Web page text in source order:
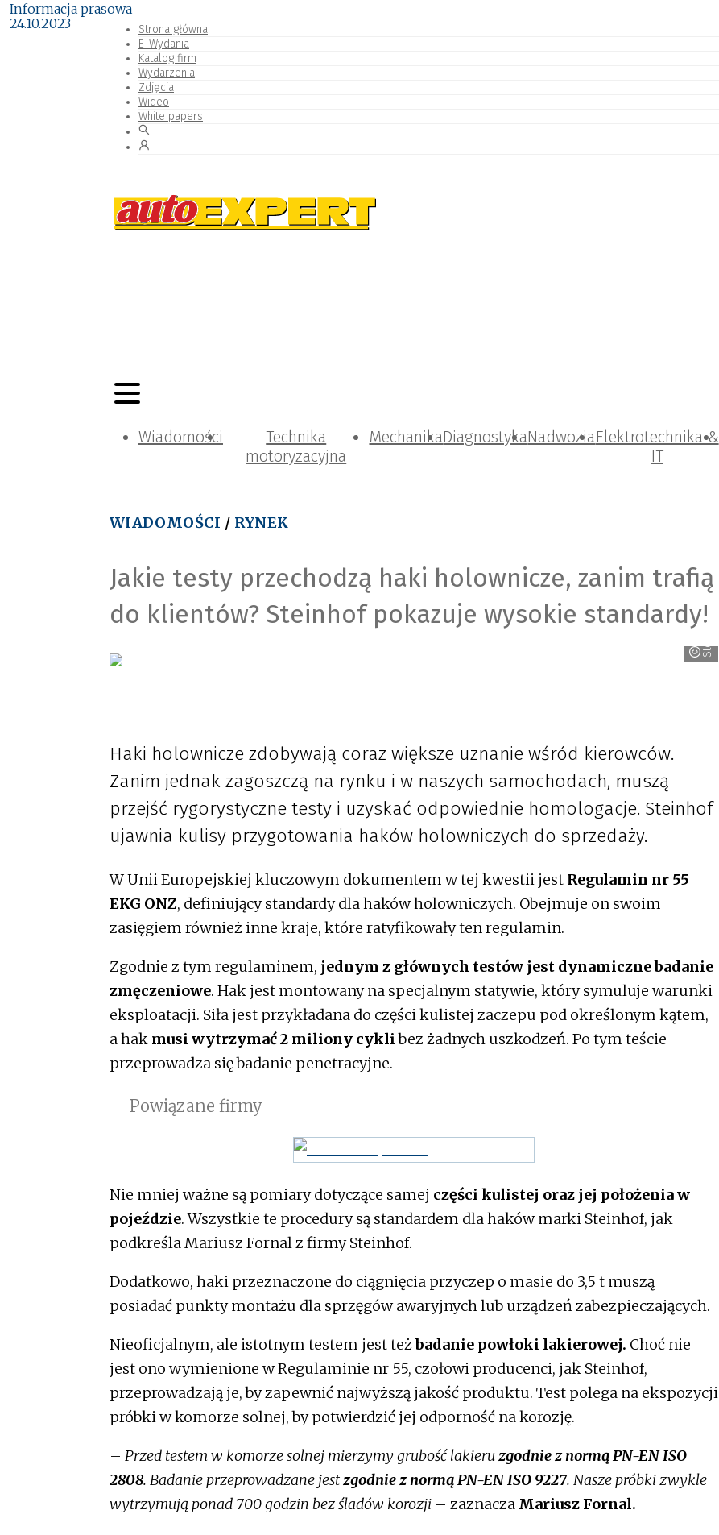
Strona główna
E-Wydania
Katalog firm
Wydarzenia
Zdjęcia
Wideo
White papers
Wiadomości
Technika
motoryzacyjna
MechanikaDiagnostykaNadwoziaElektrotechnika &
IT
WIADOMOŚCI / RYNEK
Jakie testy przechodzą haki holownicze, zanim trafią
do klientów? Steinhof pokazuje wysokie standardy!
Steinhof
Informacja prasowa
24.10.2023
Haki holownicze zdobywają coraz większe uznanie wśród kierowców.
Zanim jednak zagoszczą na rynku i w naszych samochodach, muszą
przejść rygorystyczne testy i uzyskać odpowiednie homologacje. Steinhof
ujawnia kulisy przygotowania haków holowniczych do sprzedaży.
W Unii Europejskiej kluczowym dokumentem w tej kwestii jest Regulamin nr 55
EKG ONZ, definiujący standardy dla haków holowniczych. Obejmuje on swoim
zasięgiem również inne kraje, które ratyfikowały ten regulamin.
Zgodnie z tym regulaminem, jednym z głównych testów jest dynamiczne badanie
zmęczeniowe. Hak jest montowany na specjalnym statywie, który symuluje warunki
eksploatacji. Siła jest przykładana do części kulistej zaczepu pod określonym kątem,
a hak musi wytrzymać 2 miliony cyklibez żadnych uszkodzeń. Po tym teście
przeprowadza się badanie penetracyjne.
Powiązane firmy
Nie mniej ważne są pomiary dotyczące samej części kulistej oraz jej położenia w
pojeździe. Wszystkie te procedury są standardem dla haków marki Steinhof, jak
podkreśla Mariusz Fornal z firmy Steinhof.
Dodatkowo, haki przeznaczone do ciągnięcia przyczep o masie do 3,5 t muszą
posiadać punkty montażu dla sprzęgów awaryjnych lub urządzeń zabezpieczających.
Nieoficjalnym, ale istotnym testem jest teżbadanie powłoki lakierowej. Choć nie
jest ono wymienione w Regulaminie nr 55, czołowi producenci, jak Steinhof,
przeprowadzają je, by zapewnić najwyższą jakość produktu. Test polega na ekspozycji
próbki w komorze solnej, by potwierdzić jej odporność na korozję.
– Przed testem w komorze solnej mierzymy grubość lakieruzgodnie z normą PN-EN ISO
2808. Badanie przeprowadzane jestzgodnie z normą PN-EN ISO 9227. Nasze próbki zwykle
wytrzymują ponad 700 godzin bez śladów korozji – zaznacza Mariusz Fornal.